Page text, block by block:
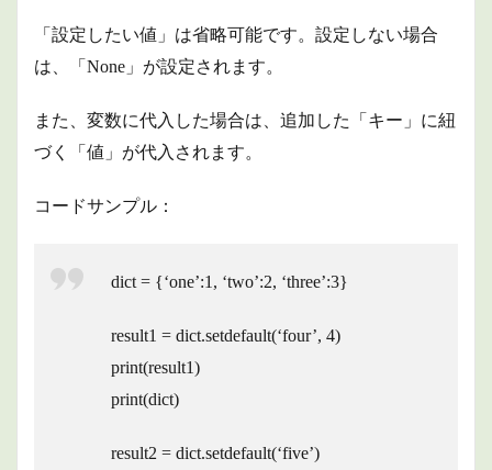
「設定したい値」は省略可能です。設定しない場合
は、「None」が設定されます。
また、変数に代入した場合は、追加した「キー」に紐
づく「値」が代入されます。
コードサンプル：
dict = {‘one’:1, ‘two’:2, ‘three’:3}
result1 = dict.setdefault(‘four’, 4)
print(result1)
print(dict)
result2 = dict.setdefault(‘five’)